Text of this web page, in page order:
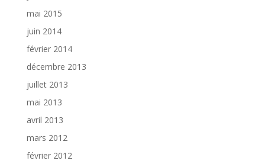
mai 2015
juin 2014
février 2014
décembre 2013
juillet 2013
mai 2013
avril 2013
mars 2012
février 2012